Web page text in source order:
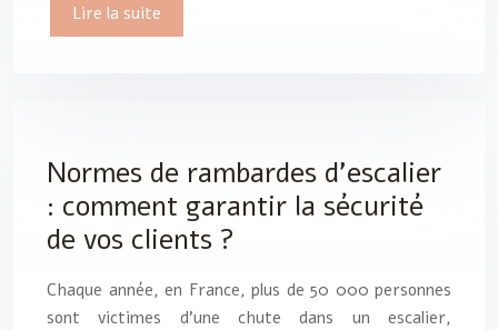
Lire la suite
Normes de rambardes d’escalier
: comment garantir la sécurité
de vos clients ?
Chaque année, en France, plus de 50 000 personnes
sont victimes d’une chute dans un escalier,